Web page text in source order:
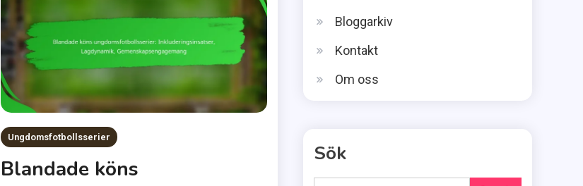
Ungdomsfotbollsserier
Blandade köns
Bloggarkiv
Kontakt
Om oss
Sök